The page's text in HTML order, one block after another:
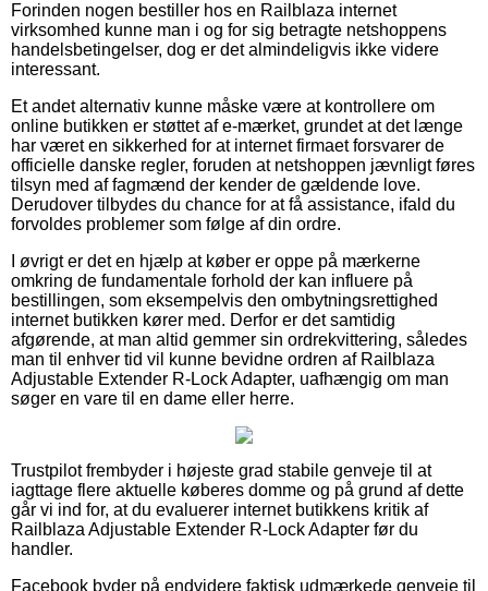
Forinden nogen bestiller hos en Railblaza internet
virksomhed kunne man i og for sig betragte netshoppens
handelsbetingelser, dog er det almindeligvis ikke videre
interessant.
Et andet alternativ kunne måske være at kontrollere om
online butikken er støttet af e-mærket, grundet at det længe
har været en sikkerhed for at internet firmaet forsvarer de
officielle danske regler, foruden at netshoppen jævnligt føres
tilsyn med af fagmænd der kender de gældende love.
Derudover tilbydes du chance for at få assistance, ifald du
forvoldes problemer som følge af din ordre.
I øvrigt er det en hjælp at køber er oppe på mærkerne
omkring de fundamentale forhold der kan influere på
bestillingen, som eksempelvis den ombytningsrettighed
internet butikken kører med. Derfor er det samtidig
afgørende, at man altid gemmer sin ordrekvittering, således
man til enhver tid vil kunne bevidne ordren af Railblaza
Adjustable Extender R-Lock Adapter, uafhængig om man
søger en vare til en dame eller herre.
Trustpilot frembyder i højeste grad stabile genveje til at
iagttage flere aktuelle køberes domme og på grund af dette
går vi ind for, at du evaluerer internet butikkens kritik af
Railblaza Adjustable Extender R-Lock Adapter før du
handler.
Facebook byder på endvidere faktisk udmærkede genveje til